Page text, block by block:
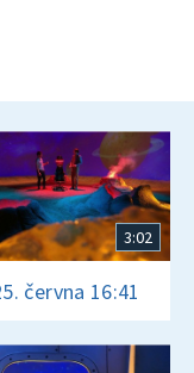
3:02
června 16:41